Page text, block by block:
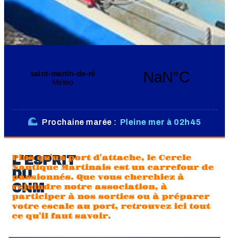
Prochaine marée : Pleine mer à 02h45
L'ESPRIT
DU
CNM
Plus qu'un port d'attache, le Cercle
Nautique Martinais est un carrefour de
passionnés. Que vous cherchiez à
rejoindre notre association, à
participer à nos sorties ou à préparer
votre escale au port, retrouvez ici tout
ce qu'il faut savoir.